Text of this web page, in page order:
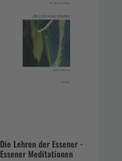
Die Lehren der Essener -
Essener Meditationen